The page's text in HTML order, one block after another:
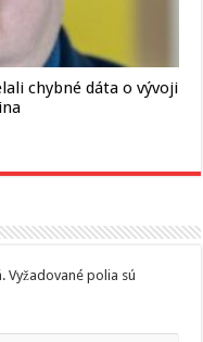
chybné dáta o vývoji
Vyžadované polia sú